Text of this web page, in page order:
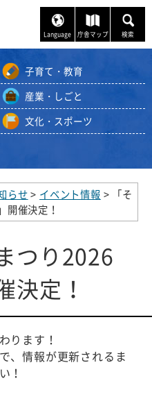
Language 庁舎マップ 検索
子育て・教育
産業・しごと
文化・スポーツ
らせ> イベント情報 > 「そ
開催決定！
つり2026
決定！
ります！
、情報が更新されるま
！